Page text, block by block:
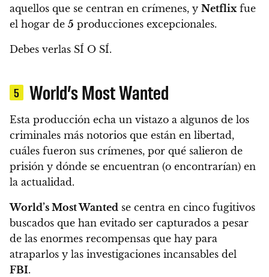
aquellos que se centran en crímenes, y Netflixfue
el hogar de 5 producciones excepcionales.
Debes verlas SÍ O SÍ.
5 World’s Most Wanted
Esta producción echa un vistazo a algunos de los
criminales más notorios que están en libertad,
cuáles fueron sus crímenes, por qué salieron de
prisión y dónde se encuentran (o encontrarían) en
la actualidad.
World’s Most Wanted se centra en cinco fugitivos
buscados que han evitado ser capturados a pesar
de las enormes recompensas que hay para
atraparlos y las investigaciones incansables del
FBI.